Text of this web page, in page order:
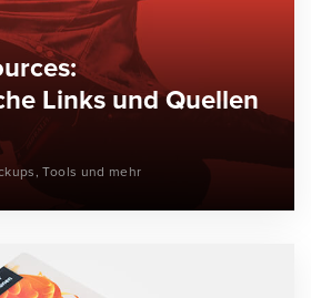
Links und Quellen
Tools und mehr